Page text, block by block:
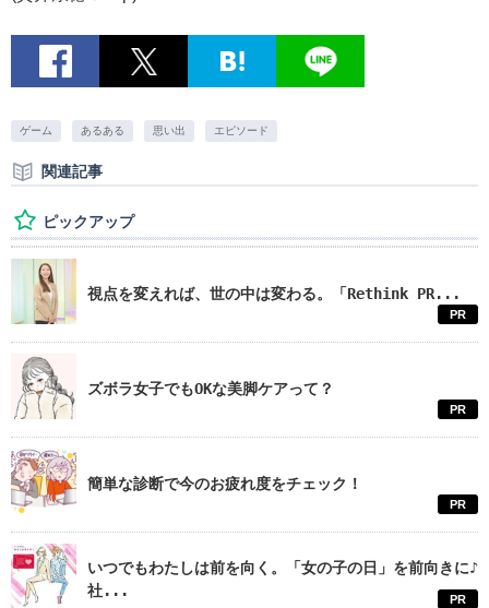
ゲーム あるある 思い出 エピソード
関連記事
ピックアップ
視点を変えれば、世の中は変わる。「Rethink PR...
PR
ズボラ女子でもOKな美脚ケアって？
PR
簡単な診断で今のお疲れ度をチェック！
PR
いつでもわたしは前を向く。「女の子の日」を前向きに♪
社...
PR